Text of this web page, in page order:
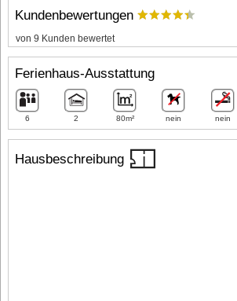
Hausbeschreibung
Kundenbewertungen
von 9 Kunden bewertet
Ferienhaus-Ausstattung
6 2 80m² nein nein